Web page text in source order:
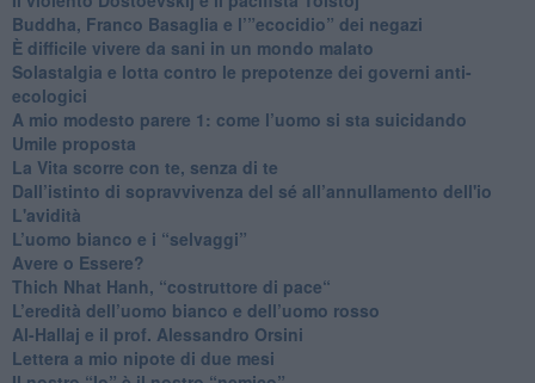
​Buddha, Franco Basaglia e l’”ecocidio” dei negazi
​È difficile vivere da sani in un mondo malato
Solastalgia e lotta contro le prepotenze dei governi anti-
ecologici
​A mio modesto parere 1: come l’uomo si sta suicidando
​Umile proposta
​La Vita scorre con te, senza di te
​Dall’istinto di sopravvivenza del sé all’annullamento dell'io
L'avidità
​L’uomo bianco e i “selvaggi”
​Avere o Essere?
​Thich Nhat Hanh, “costruttore di pace“
​L’eredità dell’uomo bianco e dell’uomo rosso
Al-Hallaj e il prof. Alessandro Orsini
​Lettera a mio nipote di due mesi